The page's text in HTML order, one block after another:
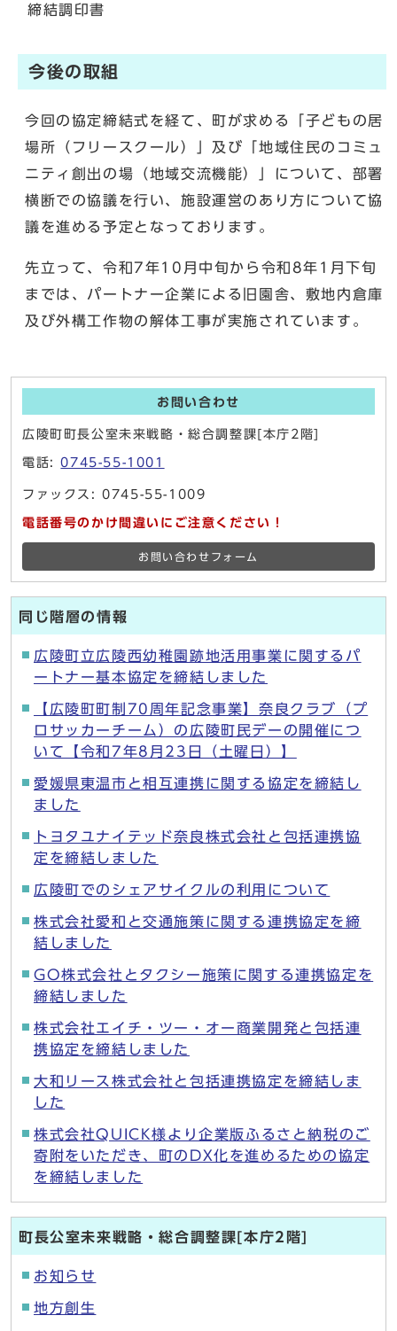
締結調印書
今後の取組
今回の協定締結式を経て、町が求める「子どもの居
場所（フリースクール）」及び「地域住民のコミュ
ニティ創出の場（地域交流機能）」について、部署
横断での協議を行い、施設運営のあり方について協
議を進める予定となっております。
先立って、令和7年10月中旬から令和8年1月下旬
までは、パートナー企業による旧園舎、敷地内倉庫
及び外構工作物の解体工事が実施されています。
お問い合わせ
広陵町町長公室未来戦略・総合調整課[本庁2階]
電話:0745-55-1001
ファックス: 0745-55-1009
電話番号のかけ間違いにご注意ください！
お問い合わせフォーム
同じ階層の情報
広陵町立広陵西幼稚園跡地活用事業に関するパ
ートナー基本協定を締結しました
【広陵町町制70周年記念事業】奈良クラブ（プ
ロサッカーチーム）の広陵町民デーの開催につ
いて【令和7年8月23日（土曜日）】
愛媛県東温市と相互連携に関する協定を締結し
ました
トヨタユナイテッド奈良株式会社と包括連携協
定を締結しました
広陵町でのシェアサイクルの利用について
株式会社愛和と交通施策に関する連携協定を締
結しました
GO株式会社とタクシー施策に関する連携協定を
締結しました
株式会社エイチ・ツー・オー商業開発と包括連
携協定を締結しました
大和リース株式会社と包括連携協定を締結しま
した
株式会社QUICK様より企業版ふるさと納税のご
寄附をいただき、町のDX化を進めるための協定
を締結しました
町長公室未来戦略・総合調整課[本庁2階]
お知らせ
地方創生